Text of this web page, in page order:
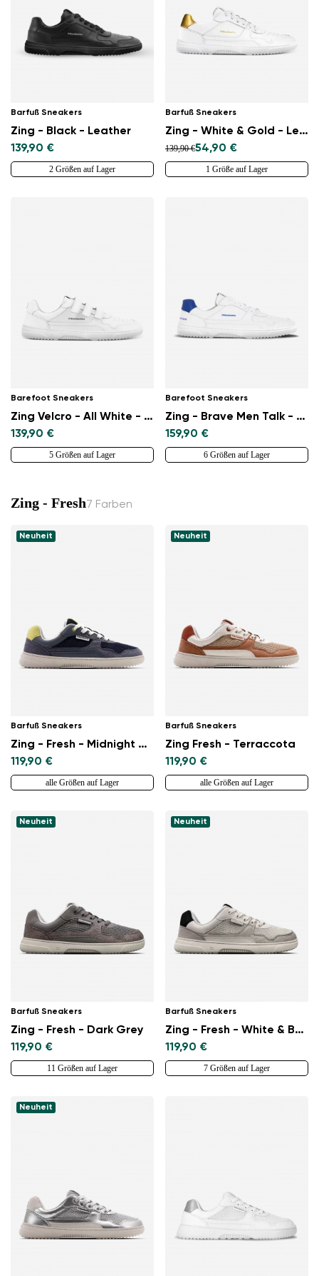
Barfuß Sneakers
Zing - Black - Leather
139,90 €
2 Größen auf Lager
Barfuß Sneakers
Zing - White & Gold - Leather
139,90 €54,90 €
1 Größe auf Lager
Barefoot Sneakers
Zing Velcro - All White - Leather
139,90 €
5 Größen auf Lager
Barefoot Sneakers
Zing - Brave Men Talk - White & Blue
159,90 €
6 Größen auf Lager
Zing - Fresh7 Farben
Neuheit
Barfuß Sneakers
Zing - Fresh - Midnight Blue
119,90 €
alle Größen auf Lager
Neuheit
Barfuß Sneakers
Zing Fresh - Terraccota
119,90 €
alle Größen auf Lager
Neuheit
Barfuß Sneakers
Zing - Fresh - Dark Grey
119,90 €
11 Größen auf Lager
Neuheit
Barfuß Sneakers
Zing - Fresh - White & Beige
119,90 €
7 Größen auf Lager
Neuheit